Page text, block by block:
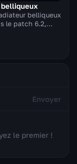
belliqueux
le patch 6.2,
Envoyer
le premier !